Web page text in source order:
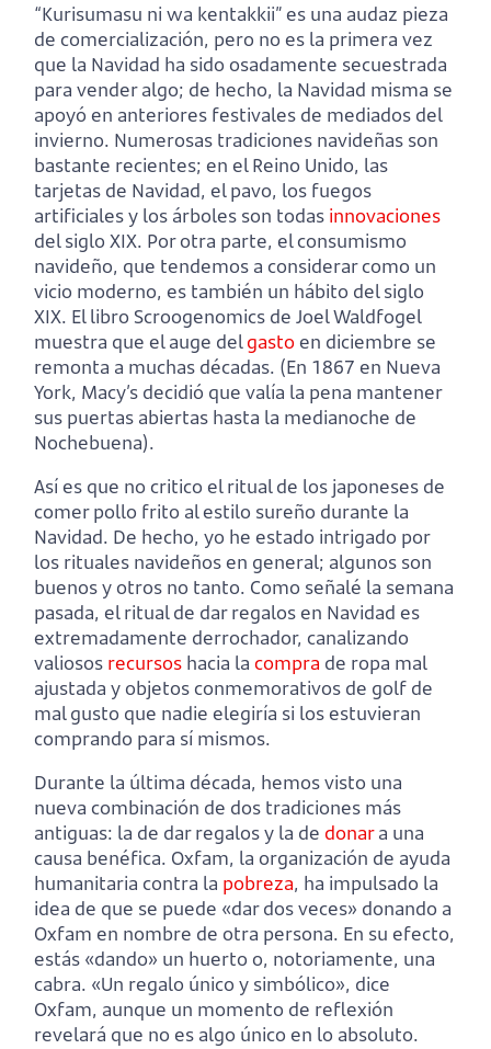
“Kurisumasu ni wa kentakkii” es una audaz pieza
de comercialización, pero no es la primera vez
que la Navidad ha sido osadamente secuestrada
para vender algo; de hecho, la Navidad misma se
apoyó en anteriores festivales de mediados del
invierno. Numerosas tradiciones navideñas son
bastante recientes; en el Reino Unido, las
tarjetas de Navidad, el pavo, los fuegos
artificiales y los árboles son todas innovaciones
del siglo XIX. Por otra parte, el consumismo
navideño, que tendemos a considerar como un
vicio moderno, es también un hábito del siglo
XIX. El libro Scroogenomics de Joel Waldfogel
muestra que el auge delgastoen diciembre se
remonta a muchas décadas. (En 1867 en Nueva
York, Macy’s decidió que valía la pena mantener
sus puertas abiertas hasta la medianoche de
Nochebuena).
Así es que no critico el ritual de los japoneses de
comer pollo frito al estilo sureño durante la
Navidad. De hecho, yo he estado intrigado por
los rituales navideños en general; algunos son
buenos y otros no tanto. Como señalé la semana
pasada, el ritual de dar regalos en Navidad es
extremadamente derrochador, canalizando
valiosos recursos hacia la compra de ropa mal
ajustada y objetos conmemorativos de golf de
mal gusto que nadie elegiría si los estuvieran
comprando para sí mismos.
Durante la última década, hemos visto una
nueva combinación de dos tradiciones más
antiguas: la de dar regalos y la de donara una
causa benéfica. Oxfam, la organización de ayuda
humanitaria contra la pobreza, ha impulsado la
idea de que se puede «dar dos veces» donando a
Oxfam en nombre de otra persona. En su efecto,
estás «dando» un huerto o, notoriamente, una
cabra. «Un regalo único y simbólico», dice
Oxfam, aunque un momento de reflexión
revelará que no es algo único en lo absoluto.